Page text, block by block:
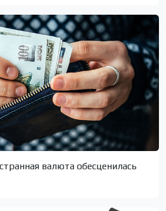
валюта обесценилась